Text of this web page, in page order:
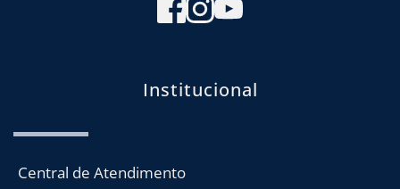
Institucional
Central de Atendimento